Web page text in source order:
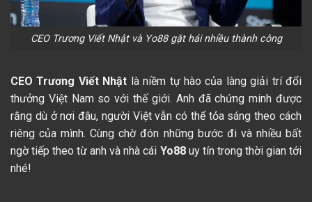
CEO Trương Viết Nhật và Yo88 gặt hái nhiều thành công
CEO Trương Viết Nhật là niềm tự hào của làng giải trí đổi
thưởng Việt Nam so với thế giới. Anh đã chứng minh được
rằng dù ở nơi đâu, người Việt vẫn có thể tỏa sáng theo cách
riêng của mình. Cùng chờ đón những bước đi và nhiều bất
ngờ tiếp theo từ anh và nhà cái Yo88uy tín trong thời gian tới
nhé!